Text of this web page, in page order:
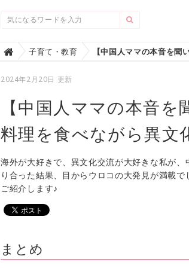
Home子育て・教育
2024年2月20日 更新
【中国人ママの本音
料理を食べながら異文
海外が大好きで、異文化交流が大好きな私が
り合った結果、目からウロコの大発見が満載
ご紹介します♪
まとめ